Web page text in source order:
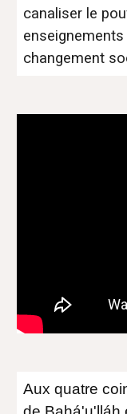
canaliser le
enseignements
changement
Aux quatre